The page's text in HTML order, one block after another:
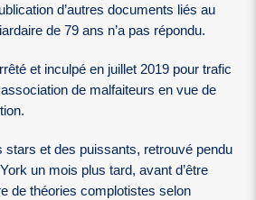
d’autres documents liés au
de 79 ans n’a pas répondu.
et inculpé en juillet 2019 pour trafic
de malfaiteurs en vue de
stars et des puissants, retrouvé pendu
un mois plus tard, avant d’être
de théories complotistes selon